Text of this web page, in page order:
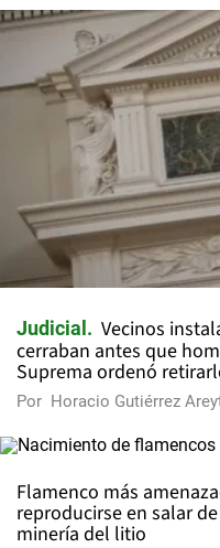
Judicial
Vecinos
cerraban antes que
Suprema ordenó
Por Horacio Gutiérrez
Flamenco más
reproducirse en salar
minería del litio